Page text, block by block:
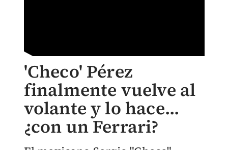
'Checo' Pérez
finalmente vuelve al
volante y lo hace...
¿con un Ferrari?